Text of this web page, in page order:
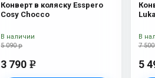
Конверт в коляску Esspero
Cosy Chocco
5 090 р
3 790 e
В наличии
7
5
В